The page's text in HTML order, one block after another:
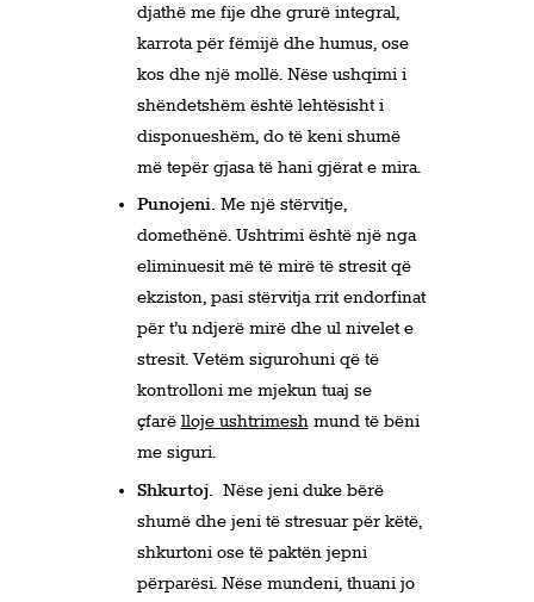
djathë me fije dhe grurë integral,
karrota për fëmijë dhe humus, ose
kos dhe një mollë. Nëse ushqimi i
shëndetshëm është lehtësisht i
disponueshëm, do të keni shumë
më tepër gjasa të hani gjërat e mira.
Punojeni. Me një stërvitje,
domethënë. Ushtrimi është një nga
eliminuesit më të mirë të stresit që
ekziston, pasi stërvitja rrit endorfinat
për t’u ndjerë mirë dhe ul nivelet e
stresit. Vetëm sigurohuni që të
kontrolloni me mjekun tuaj se
çfarë lloje ushtrimeshmund të bëni
me siguri.
Shkurtoj. Nëse jeni duke bërë
shumë dhe jeni të stresuar për këtë,
shkurtoni ose të paktën jepni
përparësi. Nëse mundeni, thuani jo